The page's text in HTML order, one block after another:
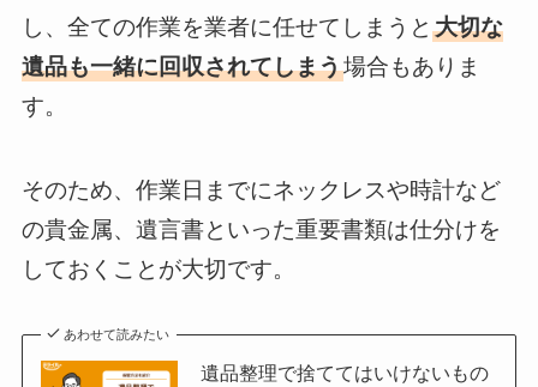
し、全ての作業を業者に任せてしまうと 大切な
遺品も一緒に回収されてしまう場合もありま
す。
そのため、作業日までにネックレスや時計など
の貴金属、遺言書といった重要書類は仕分けを
しておくことが大切です。
あわせて読みたい
遺品整理で捨ててはいけないもの